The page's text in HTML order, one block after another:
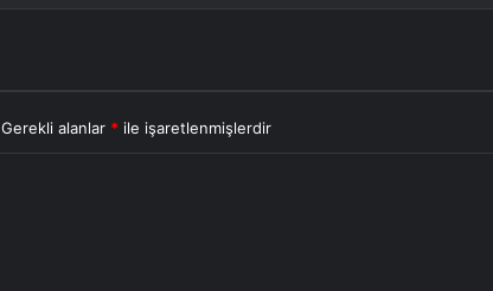
Gerekli alanlar * ile işaretlenmişlerdir